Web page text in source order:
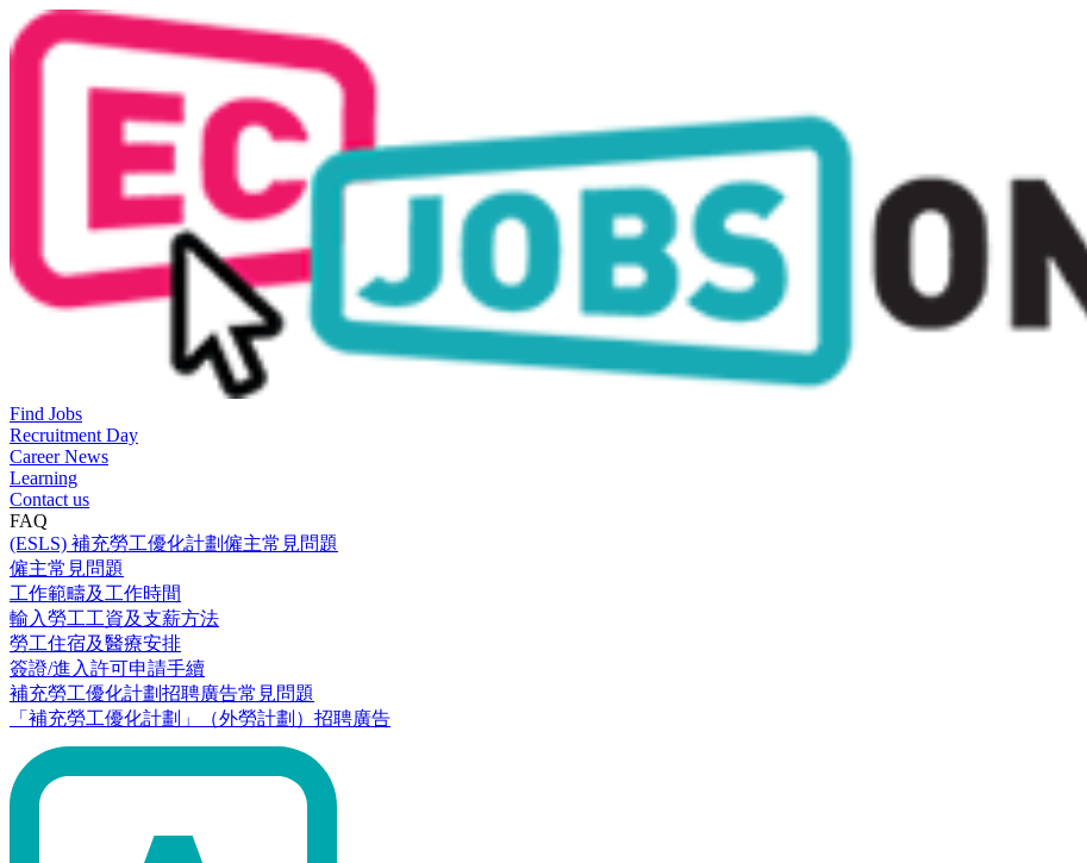
Find Jobs
Recruitment Day
Career News
Learning
Contact us
FAQ
(ESLS) 補充勞工優化計劃僱主常見問題
僱主常見問題
工作範疇及工作時間
輸入勞工工資及支薪方法
勞工住宿及醫療安排
簽證/進入許可申請手續
補充勞工優化計劃招聘廣告常見問題
「補充勞工優化計劃」（外勞計劃）招聘廣告